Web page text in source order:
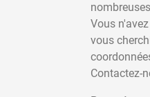
Vous
vous
Contactez-